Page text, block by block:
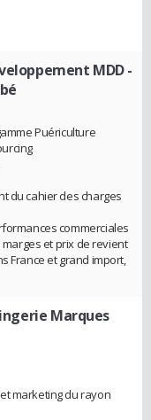
MDD -
Puériculture
du cahier des charges
commerciales
marges et prix de revient
France et grand import,
Marques
marketing du rayon